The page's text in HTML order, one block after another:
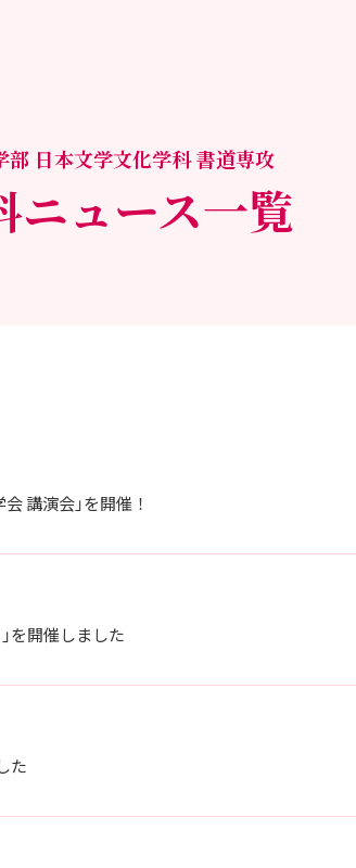
部 日本文学文化学科 書道専攻
ニュース一覧
講演会」を開催！
を開催しました
た